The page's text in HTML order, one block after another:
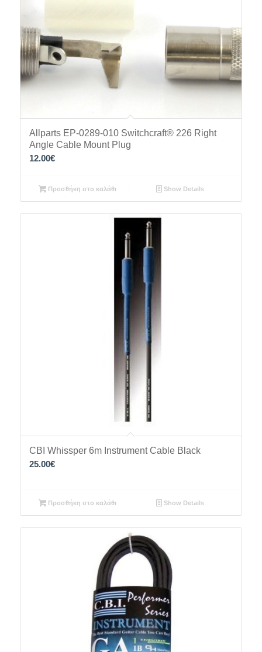
Allparts EP-0289-010 Switchcraft® 226 Right
Angle Cable Mount Plug
12.00€
Προσθήκη στο καλάθι Show Details
CBI Whissper 6m Instrument Cable Black
25.00€
Προσθήκη στο καλάθι Show Details